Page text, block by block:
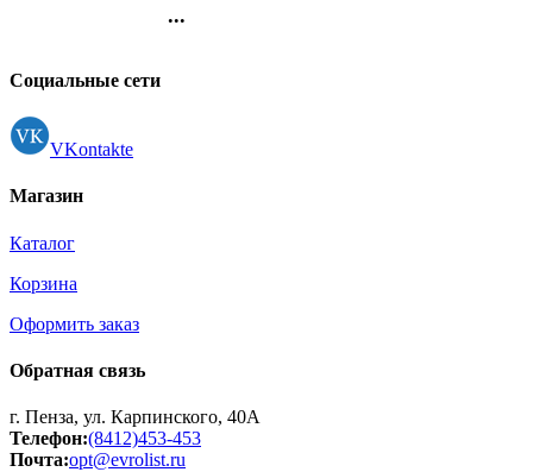
...
Регистрация
Социальные сети
VKontakte
Магазин
Каталог
Корзина
Оформить заказ
Обратная связь
г. Пенза, ул. Карпинского, 40А
Телефон:(8412)453-453
Почта:opt@evrolist.ru